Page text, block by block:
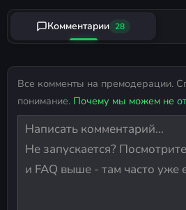
Комментарии 28
Все комменты на премодерации.
понимание. Почему мы можем не